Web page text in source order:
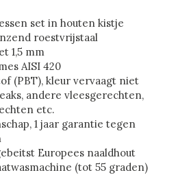
set in houten kistje
roestvrijstaal
1,5 mm
AISI 420
(PBT), kleur vervaagt niet
andere vleesgerechten,
etc.
1 jaar garantie tegen
Europees naaldhout
(tot 55 graden)